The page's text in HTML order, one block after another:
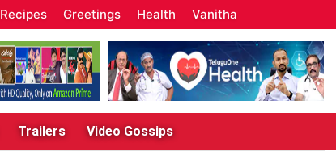
Recipes Greetings Health Vanitha
Trailers Video Gossips